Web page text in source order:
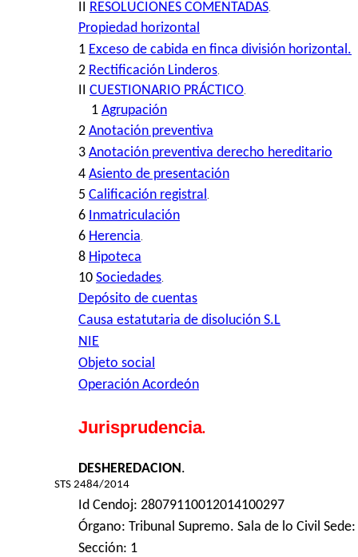
II RESOLUCIONES COMENTADAS.
Propiedad horizontal
1 Exceso de cabida en finca división horizontal.
2 Rectificación Linderos.
II CUESTIONARIO PRÁCTICO.
1 Agrupación
2 Anotación preventiva
3 Anotación preventiva derecho hereditario
4 Asiento de presentación
5 Calificación registral.
6 Inmatriculación
6 Herencia.
8 Hipoteca
10 Sociedades.
Depósito de cuentas
Causa estatutaria de disolución S.L
NIE
Objeto social
Operación Acordeón
Jurisprudencia.
DESHEREDACION.
STS 2484/2014
Id Cendoj: 28079110012014100297
Órgano: Tribunal Supremo. Sala de lo Civil
Sección: 1